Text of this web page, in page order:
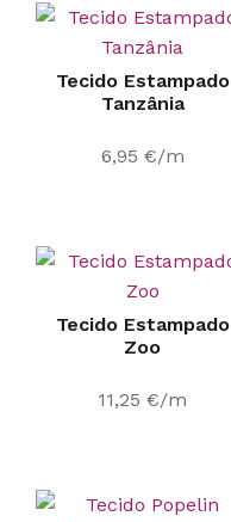
Tecido Estampado
Tanzânia
6,95 €/m
Tecido Estampado
Zoo
11,25 €/m